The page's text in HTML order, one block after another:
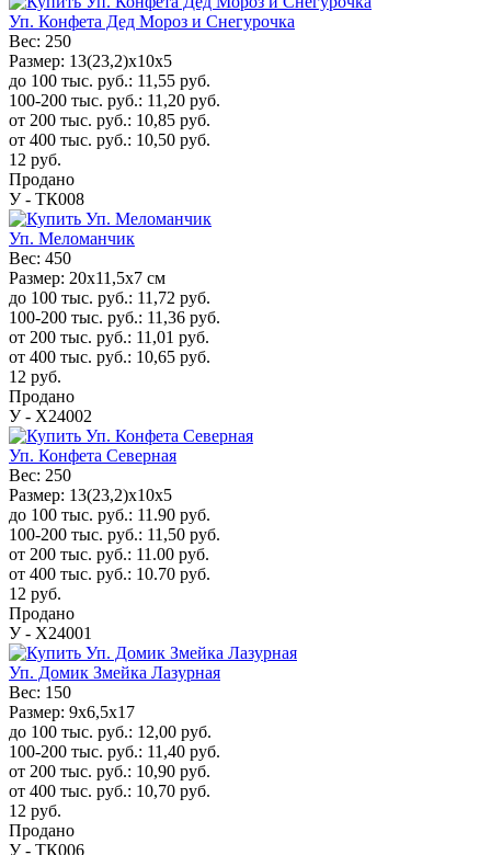
Уп. Конфета Дед Мороз и Снегурочка
Вес: 250
Размер: 13(23,2)х10x5
до 100 тыс. руб.: 11,55 руб.
100-200 тыс. руб.: 11,20 руб.
от 200 тыс. руб.: 10,85 руб.
от 400 тыс. руб.: 10,50 руб.
12 руб.
Продано
У - ТК008
Уп. Меломанчик
Вес: 450
Размер: 20x11,5x7 см
до 100 тыс. руб.: 11,72 руб.
100-200 тыс. руб.: 11,36 руб.
от 200 тыс. руб.: 11,01 руб.
от 400 тыс. руб.: 10,65 руб.
12 руб.
Продано
У - Х24002
Уп. Конфета Северная
Вес: 250
Размер: 13(23,2)х10x5
до 100 тыс. руб.: 11.90 руб.
100-200 тыс. руб.: 11,50 руб.
от 200 тыс. руб.: 11.00 руб.
от 400 тыс. руб.: 10.70 руб.
12 руб.
Продано
У - Х24001
Уп. Домик Змейка Лазурная
Вес: 150
Размер: 9х6,5х17
до 100 тыс. руб.: 12,00 руб.
100-200 тыс. руб.: 11,40 руб.
от 200 тыс. руб.: 10,90 руб.
от 400 тыс. руб.: 10,70 руб.
12 руб.
Продано
У - ТК006